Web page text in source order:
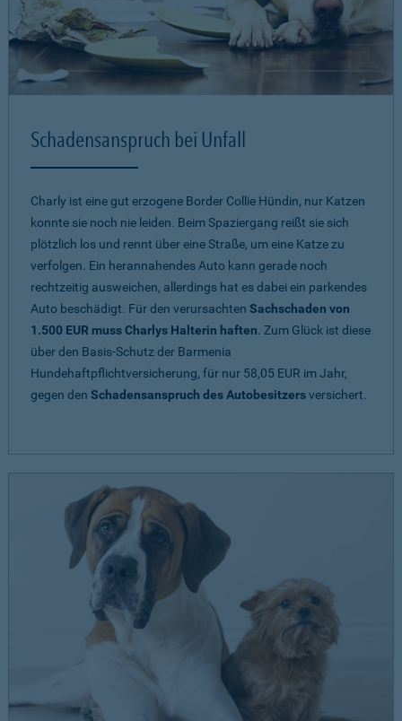
Schadensanspruch bei Unfall
Charly ist eine gut erzogene Border Collie Hündin, nur Katzen
konnte sie noch nie leiden. Beim Spaziergang reißt sie sich
plötzlich los und rennt über eine Straße, um eine Katze zu
verfolgen. Ein herannahendes Auto kann gerade noch
rechtzeitig ausweichen, allerdings hat es dabei ein parkendes
Auto beschädigt. Für den verursachten Sachschaden von
1.500 EUR muss Charlys Halterin haften. Zum Glück ist diese
über den Basis-Schutz der Barmenia
Hundehaftpflichtversicherung, für nur 58,05 EUR im Jahr,
gegen den Schadensanspruch des Autobesitzersversichert.